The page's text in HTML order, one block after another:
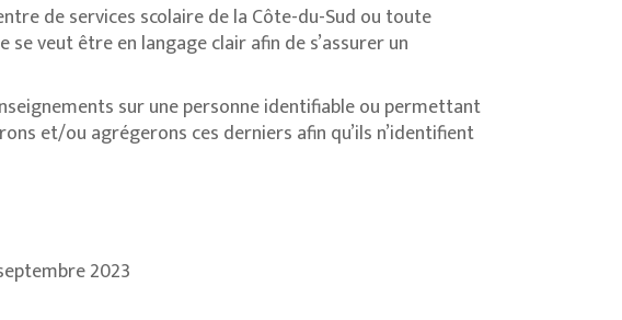
de services scolaire de la Côte-du-Sud ou toute
veut être en langage clair afin de s’assurer un
sur une personne identifiable ou permettant
et/ou agrégerons ces derniers afin qu’ils n’identifient
2023